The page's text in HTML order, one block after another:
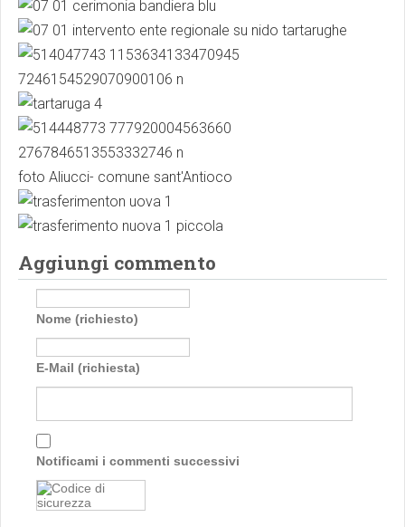
foto Aliucci- comune sant'Antioco
Aggiungi commento
Nome (richiesto)
E-Mail (richiesta)
Notificami i commenti successivi